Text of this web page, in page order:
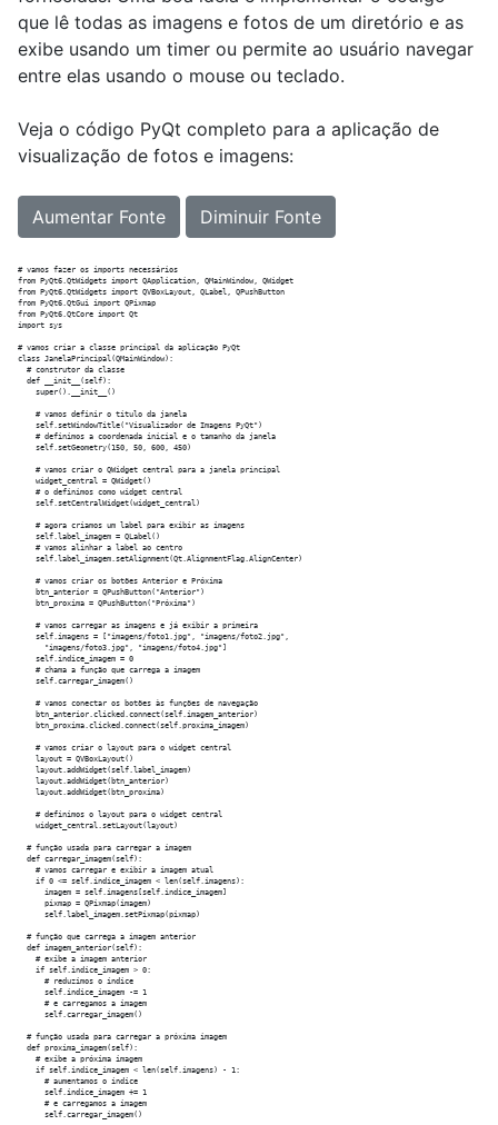
que lê todas as imagens e fotos de um diretório e as
exibe usando um timer ou permite ao usuário navegar
entre elas usando o mouse ou teclado.
Veja o código PyQt completo para a aplicação de
visualização de fotos e imagens:
Aumentar Fonte Diminuir Fonte
# vamos fazer os imports necessários
from PyQt6.QtWidgets import QApplication, QMainWindow, QWidget
from PyQt6.QtWidgets import QVBoxLayout, QLabel, QPushButton
from PyQt6.QtGui import QPixmap
from PyQt6.QtCore import Qt
import sys
# vamos criar a classe principal da aplicação PyQt
class JanelaPrincipal(QMainWindow):
  # construtor da classe
  def __init__(self):
    super().__init__()
    # vamos definir o título da janela
    self.setWindowTitle("Visualizador de Imagens PyQt")
    # definimos a coordenada inicial e o tamanho da janela
    self.setGeometry(150, 50, 600, 450)
    # vamos criar o QWidget central para a janela principal
    widget_central = QWidget()
    # o definimos como widget central
    self.setCentralWidget(widget_central)
    # agora criamos um label para exibir as imagens
    self.label_imagem = QLabel()
    # vamos alinhar a label ao centro
    self.label_imagem.setAlignment(Qt.AlignmentFlag.AlignCenter)
    # vamos criar os botões Anterior e Próxima
    btn_anterior = QPushButton("Anterior")
    btn_proxima = QPushButton("Próxima")
    # vamos carregar as imagens e já exibir a primeira
    self.imagens = ["imagens/foto1.jpg", "imagens/foto2.jpg",
      "imagens/foto3.jpg", "imagens/foto4.jpg"]
    self.indice_imagem = 0
    # chama a função que carrega a imagem
    self.carregar_imagem()
    # vamos conectar os botões às funções de navegação
    btn_anterior.clicked.connect(self.imagem_anterior)
    btn_proxima.clicked.connect(self.proxima_imagem)
    # vamos criar o layout para o widget central
    layout = QVBoxLayout()
    layout.addWidget(self.label_imagem)
    layout.addWidget(btn_anterior)
    layout.addWidget(btn_proxima)
    # definimos o layout para o widget central
    widget_central.setLayout(layout)
  # função usada para carregar a imagem
  def carregar_imagem(self):
    # vamos carregar e exibir a imagem atual
    if 0 <= self.indice_imagem < len(self.imagens):
      imagem = self.imagens[self.indice_imagem]
      pixmap = QPixmap(imagem)
      self.label_imagem.setPixmap(pixmap)
  # função que carrega a imagem anterior
  def imagem_anterior(self):
    # exibe a imagem anterior
    if self.indice_imagem > 0:
      # reduzimos o índice
      self.indice_imagem -= 1
      # e carregamos a imagem
      self.carregar_imagem()
  # função usada para carregar a próxima imagem
  def proxima_imagem(self):
    # exibe a próxima imagem
    if self.indice_imagem < len(self.imagens) - 1:
      # aumentamos o índice
      self.indice_imagem += 1
      # e carregamos a imagem
      self.carregar_imagem()